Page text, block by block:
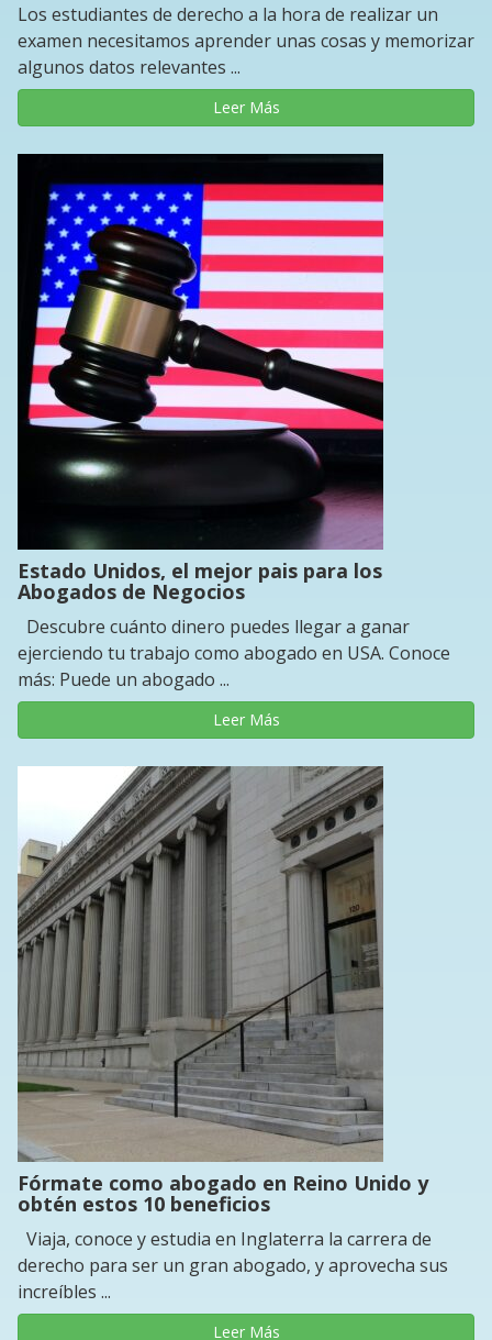
Los estudiantes de derecho a la hora de realizar un
examen necesitamos aprender unas cosas y memorizar
algunos datos relevantes ...
Leer Más
Estado Unidos, el mejor pais para los
Abogados de Negocios
Descubre cuánto dinero puedes llegar a ganar
ejerciendo tu trabajo como abogado en USA. Conoce
más: Puede un abogado ...
Leer Más
Fórmate como abogado en Reino Unido y
obtén estos 10 beneficios
Viaja, conoce y estudia en Inglaterra la carrera de
derecho para ser un gran abogado, y aprovecha sus
increíbles ...
Leer Más